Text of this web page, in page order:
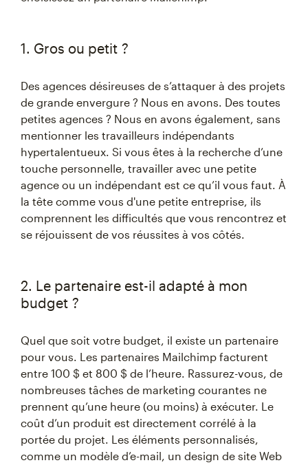
1. Gros ou petit ?
Des agences désireuses de s’attaquer à des projets
de grande envergure ? Nous en avons. Des toutes
petites agences ? Nous en avons également, sans
mentionner les travailleurs indépendants
hypertalentueux. Si vous êtes à la recherche d’une
touche personnelle, travailler avec une petite
agence ou un indépendant est ce qu’il vous faut. À
la tête comme vous d'une petite entreprise, ils
comprennent les difficultés que vous rencontrez et
se réjouissent de vos réussites à vos côtés.
2. Le partenaire est-il adapté à mon
budget ?
Quel que soit votre budget, il existe un partenaire
pour vous. Les partenaires Mailchimp facturent
entre 100 $ et 800 $ de l’heure. Rassurez-vous, de
nombreuses tâches de marketing courantes ne
prennent qu’une heure (ou moins) à exécuter. Le
coût d’un produit est directement corrélé à la
portée du projet. Les éléments personnalisés,
comme un modèle d’e-mail, un design de site Web